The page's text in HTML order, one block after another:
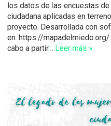
los datos de las encuestas
ciudadana aplicadas en
proyecto. Desarrollada con
en: https://
cabo a partir… Leer más »